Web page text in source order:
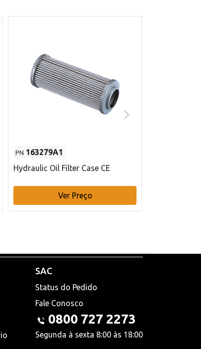
PN 163279A1
Hydraulic Oil Filter Case CE
Ver Preço
SAC
Status do Pedido
Fale Conosco
0800 727 2273
Segunda à sexta 8:00 às 18:00